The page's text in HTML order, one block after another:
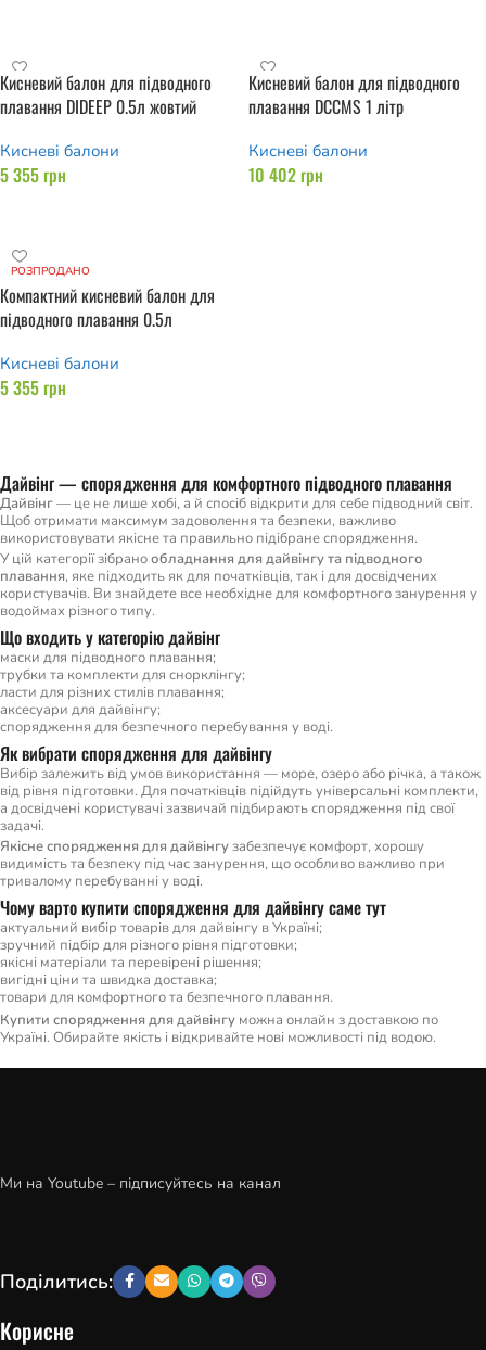
Кисневий балон для підводного
плавання DIDEEP 0.5л жовтий
Кисневі балони
5 355грн
Кисневий балон для підводного
плавання DCCMS 1 літр
Кисневі балони
10 402грн
РОЗПРОДАНО
Компактний кисневий балон для
підводного плавання 0.5л
Кисневі балони
5 355грн
Дайвінг — спорядження для комфортного підводного плавання
Дайвінг— це не лише хобі, а й спосіб відкрити для себе підводний світ.
Щоб отримати максимум задоволення та безпеки, важливо
використовувати якісне та правильно підібране спорядження.
У цій категорії зібранообладнання для дайвінгу та підводного
плавання, яке підходить як для початківців, так і для досвідчених
користувачів. Ви знайдете все необхідне для комфортного занурення у
водоймах різного типу.
Що входить у категорію дайвінг
маски для підводного плавання;
трубки та комплекти для снорклінгу;
ласти для різних стилів плавання;
аксесуари для дайвінгу;
спорядження для безпечного перебування у воді.
Як вибрати спорядження для дайвінгу
Вибір залежить від умов використання — море, озеро або річка, а також
від рівня підготовки. Для початківців підійдуть універсальні комплекти,
а досвідчені користувачі зазвичай підбирають спорядження під свої
задачі.
Якісне спорядження для дайвінгузабезпечує комфорт, хорошу
видимість та безпеку під час занурення, що особливо важливо при
тривалому перебуванні у воді.
Чому варто купити спорядження для дайвінгу саме тут
актуальний вибір товарів для дайвінгу в Україні;
зручний підбір для різного рівня підготовки;
якісні матеріали та перевірені рішення;
вигідні ціни та швидка доставка;
товари для комфортного та безпечного плавання.
Купити спорядження для дайвінгу можна онлайн з доставкою по
Україні. Обирайте якість і відкривайте нові можливості під водою.
Ми на Youtube – підписуйтесь на канал
Поділитись:
Корисне